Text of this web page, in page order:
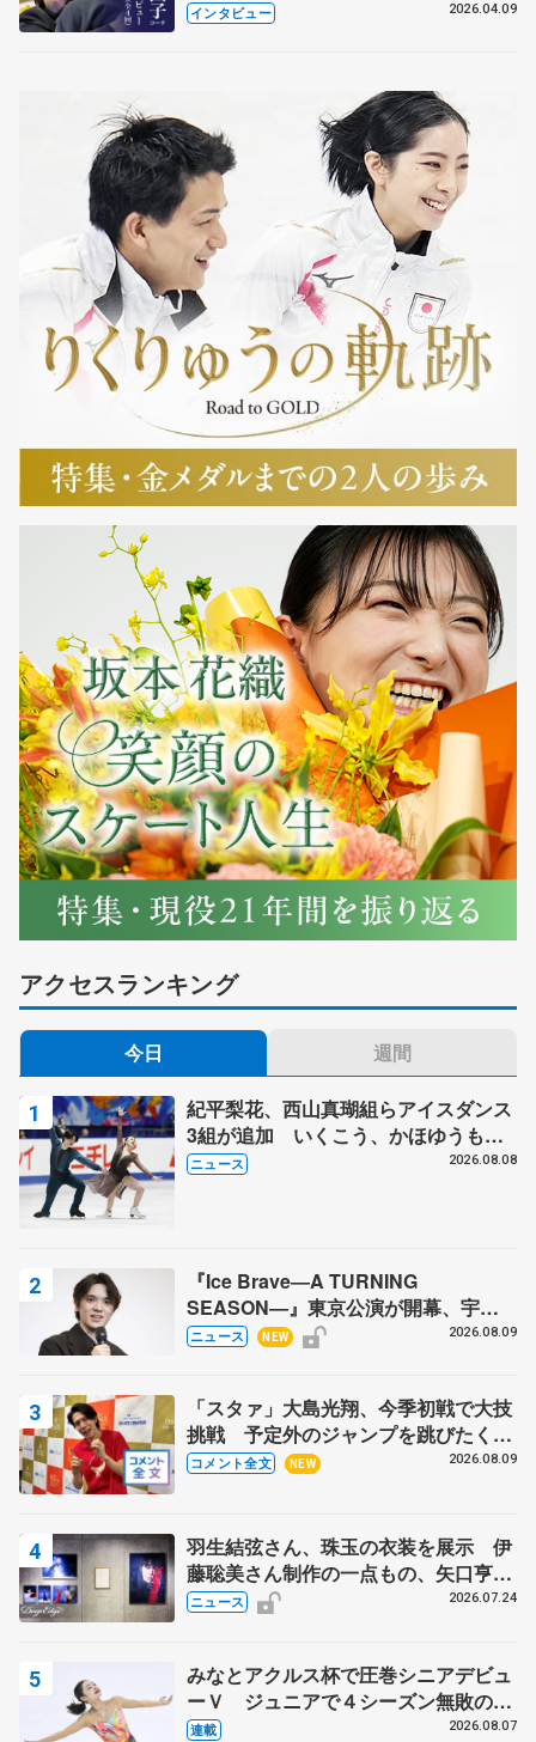
も通用するという坂本花織の筋肉
インタビュー 2026.04.09
アクセスランキング
今日 週間
紀平梨花、西山真瑚組らアイスダンス
3組が追加 いくこう、かほゆうも、
木下グループ杯
ニュース 2026.08.08
『Ice Brave―A TURNING
SEASON―』東京公演が開幕、宇野
昌磨の『Ice Brave』にかける思いを
ニュース NEW 2026.08.09
「スタァ」大島光翔、今季初戦で大技
挑戦 予定外のジャンプを跳びたくな
った理由とは… 【関東サマートロフ
コメント全文 NEW 2026.08.09
羽生結弦さん、珠玉の衣装を展示 伊
藤聡美さん制作の一点もの、矢口亨さ
んが撮影
ニュース 2026.07.24
みなとアクルス杯で圧巻シニアデビュ
ーＶ ジュニアで４シーズン無敗の島
田麻央
連載 2026.08.07